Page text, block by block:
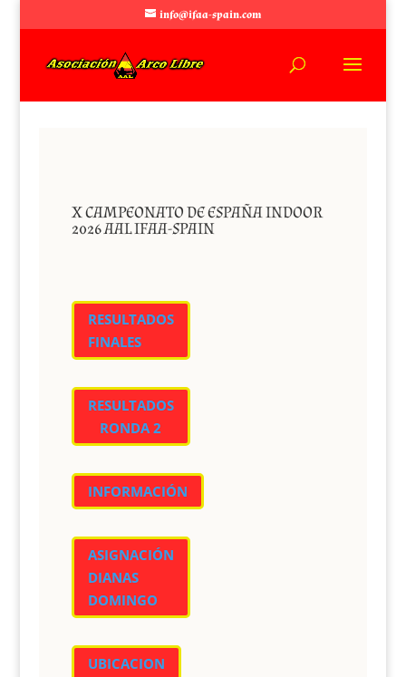
info@ifaa-spain.com
X CAMPEONATO DE ESPAÑA INDOOR
2026 AAL IFAA-SPAIN
RESULTADOS
FINALES
RESULTADOS
RONDA 2
INFORMACIÓN
ASIGNACIÓN
DIANAS
DOMINGO
UBICACION